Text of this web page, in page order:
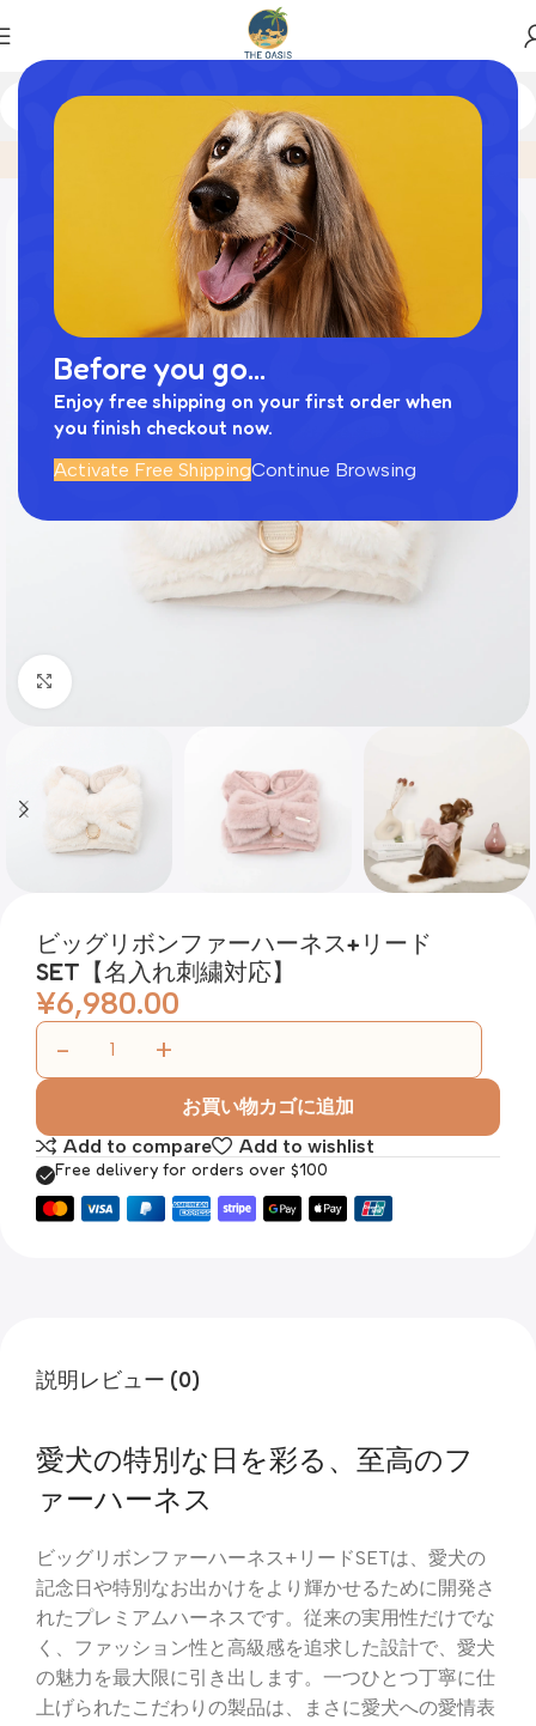
Before you go...
Enjoy free shipping on your first order when
you finish checkout now.
Activate Free ShippingContinue Browsing
Home ビッグリボンファーハーネス+リードSET【名
Click to enlarge
ビッグリボンファーハーネス+リード
SET【名入れ刺繍対応】
¥6,980.00
お買い物カゴに追加
Add to compare
Add to wishlist
Free delivery for orders over $100
説明レビュー (0)
愛犬の特別な日を彩る、至高のフ
ァーハーネス
ビッグリボンファーハーネス+リードSETは、愛犬の
記念日や特別なお出かけをより輝かせるために開発さ
れたプレミアムハーネスです。従来の実用性だけでな
く、ファッション性と高級感を追求した設計で、愛犬
の魅力を最大限に引き出します。一つひとつ丁寧に仕
上げられたこだわりの製品は、まさに愛犬への愛情表